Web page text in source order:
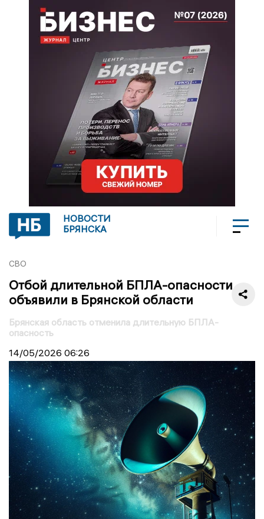
НОВОСТИ
БРЯНСКА
СВО
Отбой длительной БПЛА-опасности
объявили в Брянской области
Брянская область отменила длительную БПЛА-
опасность
14/05/2026 06:26